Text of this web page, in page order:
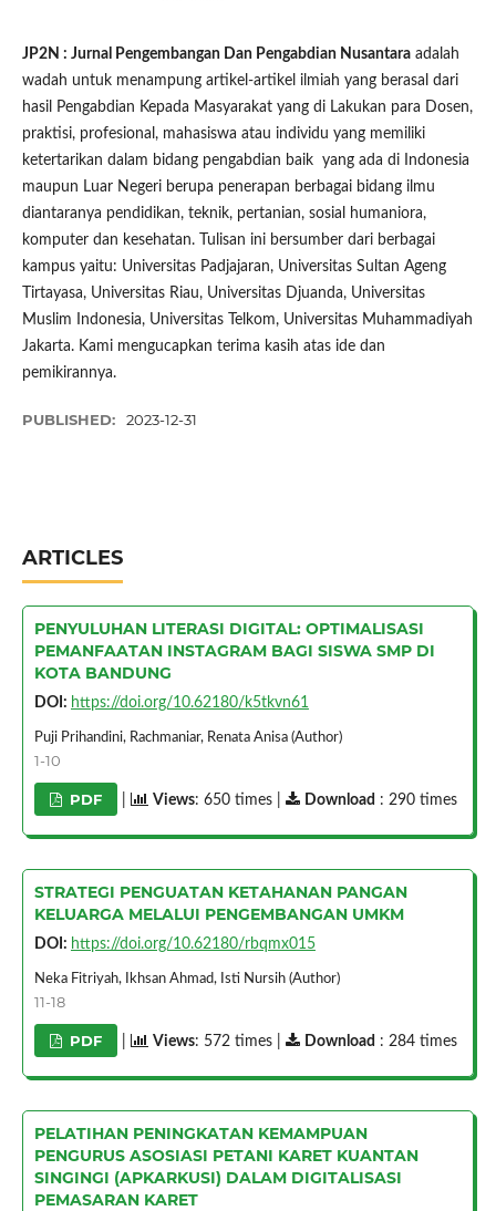
JP2N : Jurnal Pengembangan Dan Pengabdian Nusantaraadalah
wadah untuk menampung artikel-artikel ilmiah yang berasal dari
hasil Pengabdian Kepada Masyarakat yang di Lakukan para Dosen,
praktisi, profesional, mahasiswa atau individu yang memiliki
ketertarikan dalam bidang pengabdian baik yang ada di Indonesia
maupun Luar Negeri berupa penerapan berbagai bidang ilmu
diantaranya pendidikan, teknik, pertanian, sosial humaniora,
komputer dan kesehatan. Tulisan ini bersumber dari berbagai
kampus yaitu: Universitas Padjajaran, Universitas Sultan Ageng
Tirtayasa, Universitas Riau, Universitas Djuanda, Universitas
Muslim Indonesia, Universitas Telkom, Universitas Muhammadiyah
Jakarta. Kami mengucapkan terima kasih atas ide dan
pemikirannya.
PUBLISHED: 2023-12-31
ARTICLES
PENYULUHAN LITERASI DIGITAL: OPTIMALISASI
PEMANFAATAN INSTAGRAM BAGI SISWA SMP DI
KOTA BANDUNG
DOI: https://doi.org/10.62180/k5tkvn61
Puji Prihandini, Rachmaniar, Renata Anisa (Author)
1-10
PDF Views: 650 times | Download : 290 times
STRATEGI PENGUATAN KETAHANAN PANGAN
KELUARGA MELALUI PENGEMBANGAN UMKM
DOI: https://doi.org/10.62180/rbqmx015
Neka Fitriyah, Ikhsan Ahmad, Isti Nursih (Author)
11-18
PDF Views: 572 times | Download : 284 times
PELATIHAN PENINGKATAN KEMAMPUAN
PENGURUS ASOSIASI PETANI KARET KUANTAN
SINGINGI (APKARKUSI) DALAM DIGITALISASI
PEMASARAN KARET